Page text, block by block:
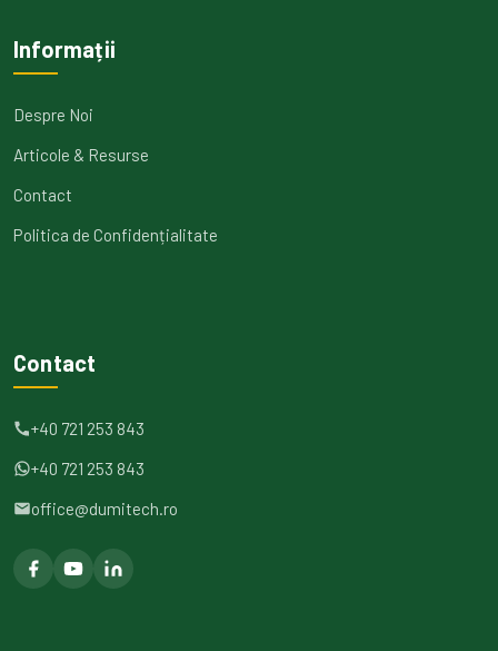
Informații
Despre Noi
Articole & Resurse
Contact
Politica de Confidențialitate
Contact
+40 721 253 843
+40 721 253 843
office@dumitech.ro